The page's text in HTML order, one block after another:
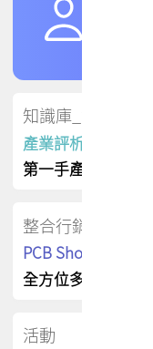
知識庫_會員專屬
產業評析報告
第一手產業資訊
整合行銷
PCB Shop 採購指南
全方位多元曝光方案
活動